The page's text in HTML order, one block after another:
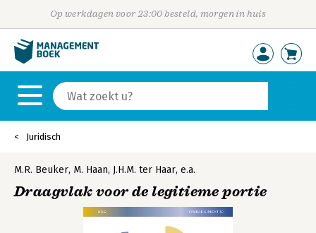
Op werkdagen voor 23:00 besteld, morgen in huis
Juridisch
M.R. Beuker, M. Haan, J.H.M. ter Haar, e.a.
Draagvlak voor de legitieme portie